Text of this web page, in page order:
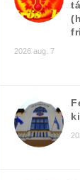
2026 aug. 7